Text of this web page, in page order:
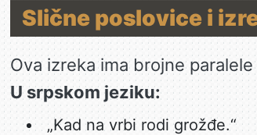
Slične poslovice i
Ova izreka ima brojne
U srpskom jeziku:
„Kad na vrbi rodi grožđe.“